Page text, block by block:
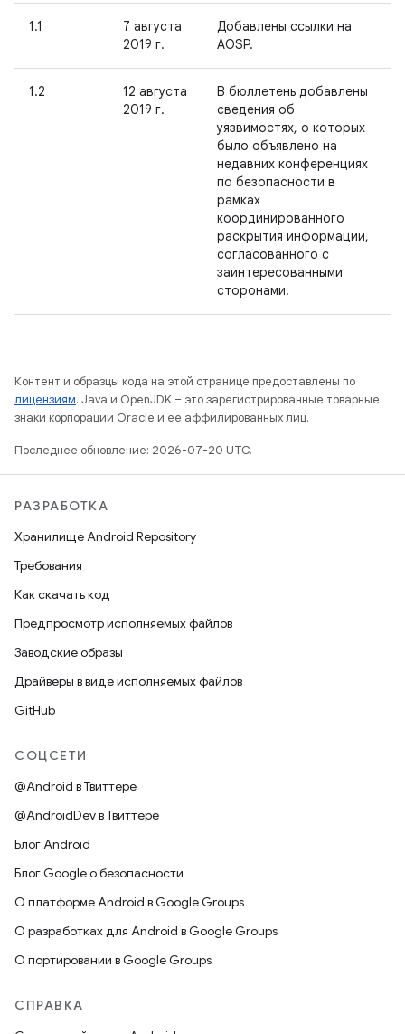
1.1
7 августа
2019 г.
Добавлены ссылки на
AOSP.
1.2
12 августа
2019 г.
В бюллетень добавлены
сведения об
уязвимостях, о которых
было объявлено на
недавних конференциях
по безопасности в
рамках
координированного
раскрытия информации,
согласованного с
заинтересованными
сторонами.
Контент и образцы кода на этой странице предоставлены по
лицензиям. Java и OpenJDK – это зарегистрированные товарные
знаки корпорации Oracle и ее аффилированных лиц.
Последнее обновление: 2026-07-20 UTC.
РАЗРАБОТКА
Хранилище Android Repository
Требования
Как скачать код
Предпросмотр исполняемых файлов
Заводские образы
Драйверы в виде исполняемых файлов
GitHub
СОЦСЕТИ
@Android в Твиттере
@AndroidDev в Твиттере
Блог Android
Блог Google о безопасности
О платформе Android в Google Groups
О разработках для Android в Google Groups
О портировании в Google Groups
СПРАВКА